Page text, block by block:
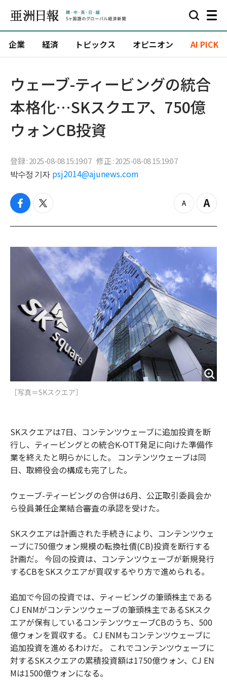
企業 経済 トピックス オピニオン AI PICK
ウェーブ-ティービングの統合
本格化…SKスクエア、750億
ウォンCB投資
登録 : 2025-08-08 15:19:07 修正 : 2025-08-08 15:19:07
박수정 기자 psj2014@ajunews.com
f
c
b
t
i
t
e
r
z
o
o
u
t
Z
o
i
［写真＝SKスクエア］
SKスクエアは7日、コンテンツウェーブに追加投資を断
行し、ティービングとの統合K-OTT発足に向けた準備作
業を終えたと明らかにした。 コンテンツウェーブは同
日、取締役会の構成も完了した。
ウェーブ-ティービングの合併は6月、公正取引委員会か
ら役員兼任企業結合審査の承認を受けた。
SKスクエアは計画された手続きにより、コンテンツウェ
ーブに750億ウォン規模の転換社債(CB)投資を断行する
計画だ。 今回の投資は、コンテンツウェーブが新規発行
するCBをSKスクエアが買収するやり方で進められる。
追加で今回の投資では、ティービングの筆頭株主である
CJ ENMがコンテンツウェーブの筆頭株主であるSKスク
エアが保有しているコンテンツウェーブCBのうち、500
億ウォンを買収する。 CJ ENMもコンテンツウェーブに
追加投資を進めるわけだ。 これでコンテンツウェーブに
対するSKスクエアの累積投資額は1750億ウォン、CJ EN
Mは1500億ウォンになる。